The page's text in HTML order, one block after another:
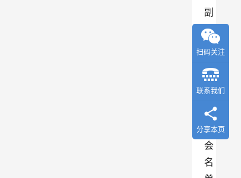
副
主
任
专
家
委
员
会
名
扫码关注
联系我们
分享本页